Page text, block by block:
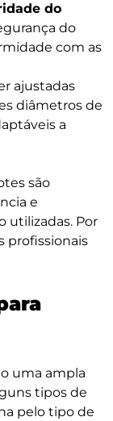
do
do
com as
ajustadas
diâmetros de
a
são
e
utilizadas. Por
profissionais
uma ampla
tipos de
pelo tipo de